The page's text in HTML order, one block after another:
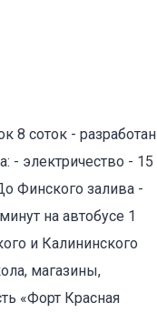
8 соток - разработан
- электричество - 15
Финского залива -
на автобусе 1
и Калининского
магазины,
«Форт Красная
✕